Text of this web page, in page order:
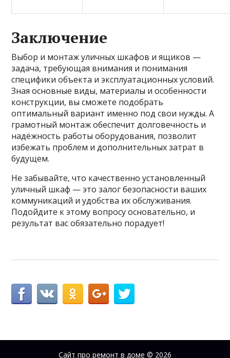
Заключение
Выбор и монтаж уличных шкафов и ящиков —
задача, требующая внимания и понимания
специфики объекта и эксплуатационных условий.
Зная основные виды, материалы и особенности
конструкции, вы сможете подобрать
оптимальный вариант именно под свои нужды. А
грамотный монтаж обеспечит долговечность и
надёжность работы оборудования, позволит
избежать проблем и дополнительных затрат в
будущем.
Не забывайте, что качественно установленный
уличный шкаф — это залог безопасности ваших
коммуникаций и удобства их обслуживания.
Подойдите к этому вопросу основательно, и
результат вас обязательно порадует!
Сайт про ремонт в доме © 2026